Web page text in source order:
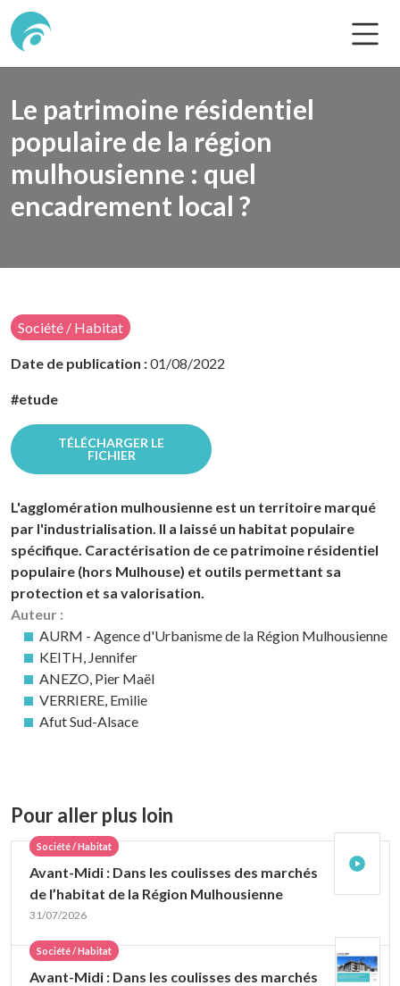
Le patrimoine résidentiel
populaire de la région
mulhousienne : quel
encadrement local ?
Société / Habitat
Date de publication :01/08/2022
#etude
TÉLÉCHARGER LE
FICHIER
L'agglomération mulhousienne est un territoire marqué
par l'industrialisation. Il a laissé un habitat populaire
spécifique. Caractérisation de ce patrimoine résidentiel
populaire (hors Mulhouse) et outils permettant sa
protection et sa valorisation.
Auteur :
AURM - Agence d'Urbanisme de la Région Mulhousienne
KEITH, Jennifer
ANEZO, Pier Maël
VERRIERE, Emilie
Afut Sud-Alsace
Pour aller plus loin
Société / Habitat
Avant-Midi : Dans les coulisses des marchés
de l’habitat de la Région Mulhousienne
31/07/2026
Société / Habitat
Avant-Midi : Dans les coulisses des marchés